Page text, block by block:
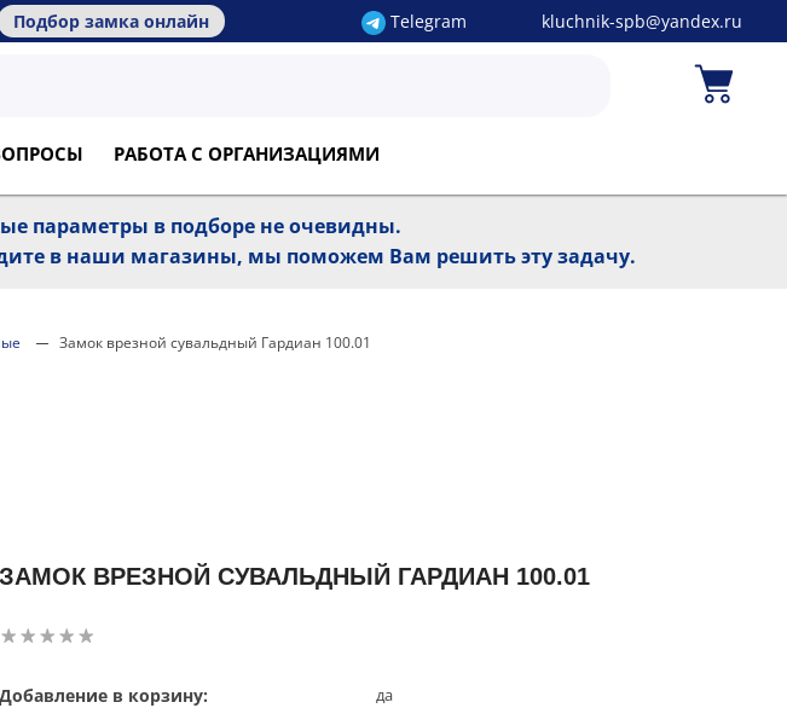
Подбор замка онлайн Telegram kluchnik-spb@yandex.ru
РАБОТА С ОРГАНИЗАЦИЯМИ
параметры в подборе не очевидны.
в наши магазины, мы поможем Вам решить эту задачу.
Замок врезной сувальдный Гардиан 100.01
ЗАМОК ВРЕЗНОЙ СУВАЛЬДНЫЙ ГАРДИАН 100.01
Добавление в корзину: да